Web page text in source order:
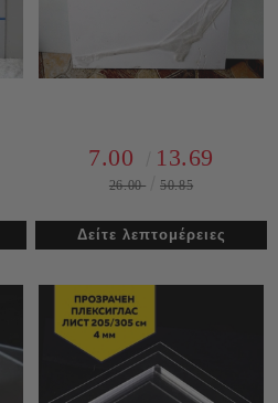
7.00 13.69
26.00 50.85
Δείτε λεπτομέρειες